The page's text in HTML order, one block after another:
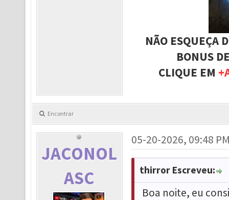
NÃO ESQUEÇA
BONUS
CLIQUE EM
Encontrar
JACONOL
ASC
05-20-2026, 09:48
thirror Escreveu:
Boa noite, eu